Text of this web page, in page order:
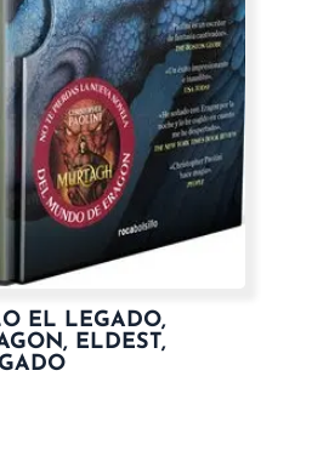
EL LEGADO,
ELDEST,